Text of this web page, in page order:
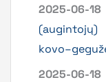
2025-06-18
(augintojų)
2025-06-18